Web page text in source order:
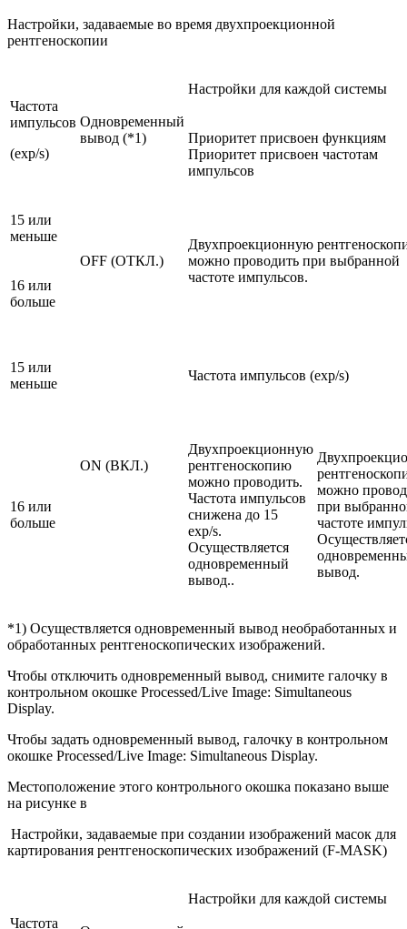
Настройки, задаваемые во время двухпроекционной
рентгеноскопии
Частота
импульсов
(exp/s)
Одновременный
вывод (*1)
Настройки для каждой системы
Приоритет присвоен функциям
Приоритет присвоен частотам
импульсов
15 или
меньше
OFF (ОТКЛ.)
Двухпроекционную
можно проводить при выбранной
частоте импульсов.
16 или
больше
15 или
меньше
ON (ВКЛ.)
Частота импульсов (exp/s)
16 или
больше
Двухпроекционную
рентгеноскопию
можно проводить.
Частота импульсов
снижена до 15
exp/s.
Осуществляется
одновременный
вывод..
можно
при
частоте
вывод.
*1) Осуществляется одновременный вывод необработанных и
обработанных рентгеноскопических изображений.
Чтобы отключить одновременный вывод, снимите галочку в
контрольном окошке Processed/Live Image: Simultaneous
Display.
Чтобы задать одновременный вывод, галочку в контрольном
окошке Processed/Live Image: Simultaneous Display.
Местоположение этого контрольного окошка показано выше
на рисунке в
Настройки, задаваемые при создании изображений масок для
картирования рентгеноскопических изображений (F-MASK)
Частота
Настройки для каждой системы